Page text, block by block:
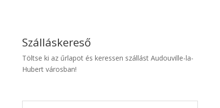
Szálláskereső
Töltse ki az űrlapot és keressen szállást Audouville-la-
Hubert városban!